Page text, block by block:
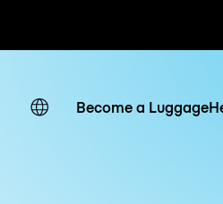
/ diárias
Become a